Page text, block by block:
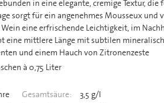
in eine elegante, cremige Textur, die
sorgt für ein angenehmes Mousseux und
eine erfrischende Leichtigkeit, im
eine mittlere Länge mit subtilen
und einem Hauch von Zitronenzeste
à 0,75 Liter
Gesamtsäure:
3,5 g/l